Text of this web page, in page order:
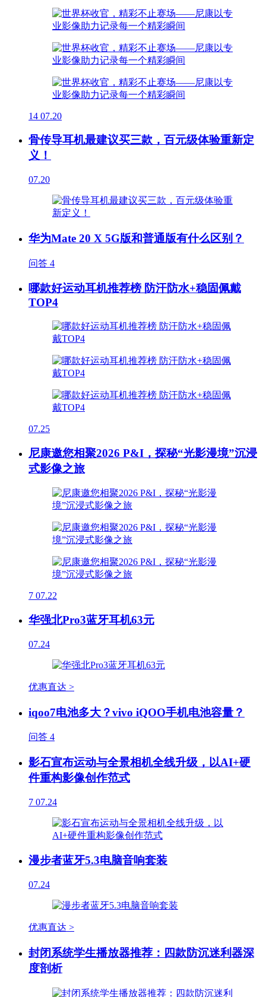
14 07.20
骨传导耳机最建议买三款，百元级体验重新定
义！
07.20
华为Mate 20 X 5G版和普通版有什么区别？
问答 4
哪款好运动耳机推荐榜 防汗防水+稳固佩戴
TOP4
07.25
尼康邀您相聚2026 P&I，探秘“光影漫境”沉浸
式影像之旅
7 07.22
华强北Pro3蓝牙耳机63元
07.24
优惠直达 >
iqoo7电池多大？vivo iQOO手机电池容量？
问答 4
影石宣布运动与全景相机全线升级，以AI+硬
件重构影像创作范式
7 07.24
漫步者蓝牙5.3电脑音响套装
07.24
优惠直达 >
封闭系统学生播放器推荐：四款防沉迷利器深
度剖析